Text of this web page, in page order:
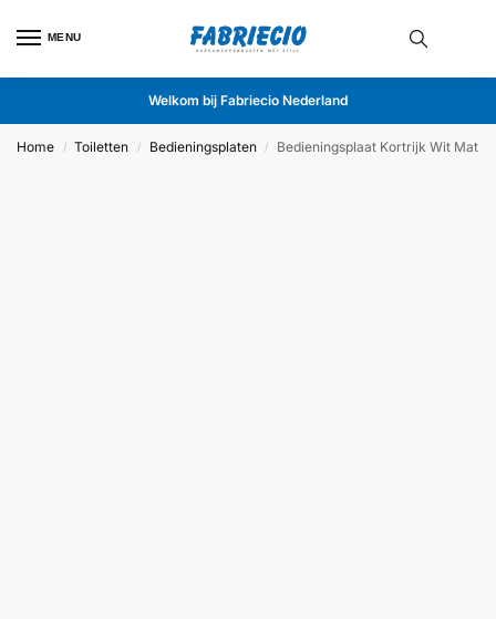
MENU
Welkom bij Fabriecio Nederland
Home / Toiletten / Bedieningsplaten / Bedieningsplaat Kortrijk Wit Mat